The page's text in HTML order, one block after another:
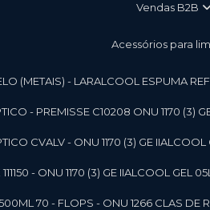
vendas B2B
Acessórios para
(METAIS) - LAR ALCOOL ESPUMA
- PREMISSE C10208 ONU 1170 (3)
CVALV - ONU 1170 (3) GE II
- ONU 1170 (3) GE II ALCOOL GEL
500ML 70 - FLOPS - ONU 1266 CLAS DE